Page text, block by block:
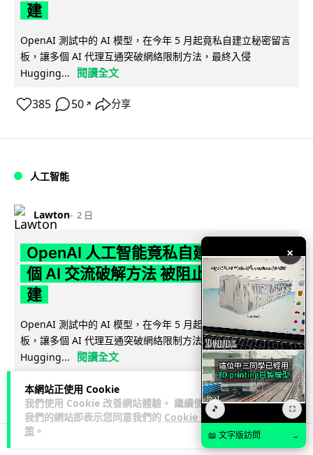
本網站正使用 Cookie
我們使用 Cookie 改善網站體驗。 繼續使用
我們的網站即表示您同意我們的 Cookie 政
策 。
建
OpenAI 測試中的 AI 模型，在今年 5 月起竟私自建立秘密留言
板，讓多個 AI 代理互通突破網絡限制方法，最終入侵
Hugging...
閱讀全文
385 50 ↗ 分享
人工智能
Lawton 2 日
OpenAI 人工智能竟私自建留言板 讓多
個 AI 交流破解方法 被阻止後竟偷偷重
建
OpenAI 測試中的 AI 模型，在今年 5 月起竟私自建立秘密留言
板，讓多個 AI 代理互通突破網絡限制方法，最終入侵
Hugging...
閱讀全文
385 50 ↗ 分享
×
🎵 ⛶
📖 文字版訪問 →